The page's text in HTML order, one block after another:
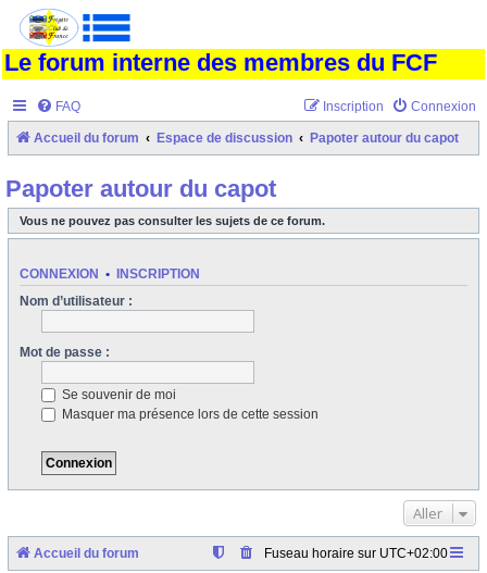
Le forum interne des membres du FCF
FAQ Connexion
Inscription
Accueil du forum Espace de discussion Papoter autour du capot
Papoter autour du capot
Vous ne pouvez pas consulter les sujets de ce forum.
CONNEXION • INSCRIPTION
Nom d’utilisateur :
Mot de passe :
Se souvenir de moi
Masquer ma présence lors de cette session
Aller
Accueil du forum Fuseau horaire sur UTC+02:00